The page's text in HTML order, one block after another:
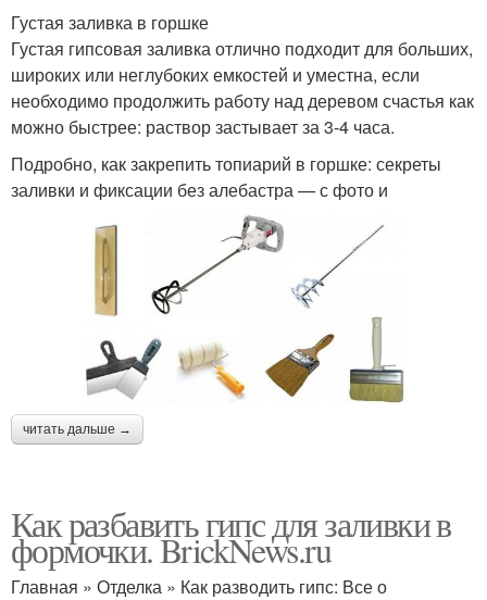
Густая заливка в горшке
Густая гипсовая заливка отлично подходит для больших,
широких или неглубоких емкостей и уместна, если
необходимо продолжить работу над деревом счастья как
можно быстрее: раствор застывает за 3-4 часа.
Подробно, как закрепить топиарий в горшке: секреты
заливки и фиксации без алебастра — с фото и
читать дальше →
Как разбавить гипс для заливки в
формочки. BrickNews.ru
Главная » Отделка » Как разводить гипс: Все о